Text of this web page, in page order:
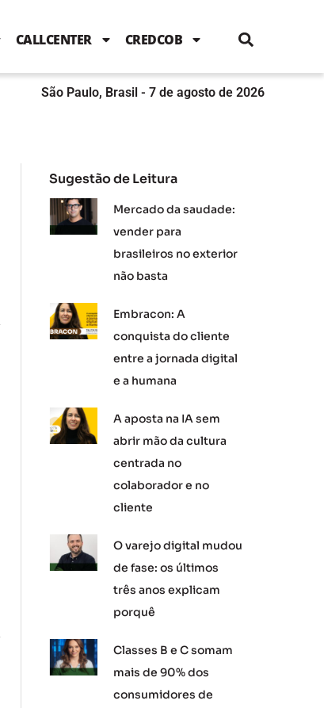
b
o
k
t
e
b
n
g
a
m
CALLCENTER CREDCOB
São Paulo, Brasil - 7 de agosto de 2026
Sugestão de Leitura
Mercado da saudade:
vender para
brasileiros no exterior
não basta
Embracon: A
conquista do cliente
entre a jornada digital
e a humana
A aposta na IA sem
abrir mão da cultura
centrada no
colaborador e no
cliente
O varejo digital mudou
de fase: os últimos
três anos explicam
porquê
Classes B e C somam
mais de 90% dos
consumidores de